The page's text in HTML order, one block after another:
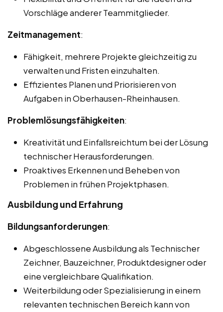
Vorschläge anderer Teammitglieder.
Zeitmanagement:
Fähigkeit, mehrere Projekte gleichzeitig zu
verwalten und Fristen einzuhalten.
Effizientes Planen und Priorisieren von
Aufgaben in Oberhausen-Rheinhausen.
Problemlösungsfähigkeiten:
Kreativität und Einfallsreichtum bei der Lösung
technischer Herausforderungen.
Proaktives Erkennen und Beheben von
Problemen in frühen Projektphasen.
Ausbildung und Erfahrung
Bildungsanforderungen:
Abgeschlossene Ausbildung als Technischer
Zeichner, Bauzeichner, Produktdesigner oder
eine vergleichbare Qualifikation.
Weiterbildung oder Spezialisierung in einem
relevanten technischen Bereich kann von